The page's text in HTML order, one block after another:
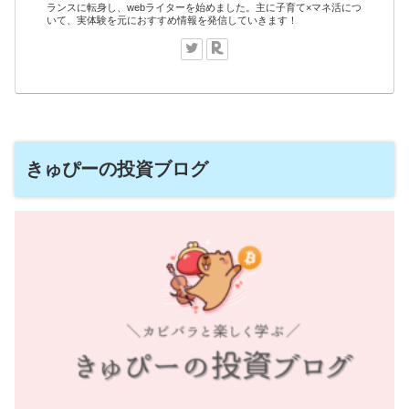
ランスに転身し、webライターを始めました。主に子育て×マネ活につ
いて、実体験を元におすすめ情報を発信していきます！
きゅぴーの投資ブログ